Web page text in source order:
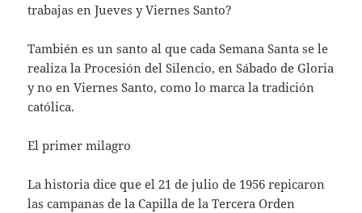
trabajas en Jueves y Viernes Santo?
También es un santo al que cada Semana Santa se le
realiza la Procesión del Silencio, en Sábado de Gloria
y no en Viernes Santo, como lo marca la tradición
católica.
El primer milagro
La historia dice que el 21 de julio de 1956 repicaron
las campanas de la Capilla de la Tercera Orden